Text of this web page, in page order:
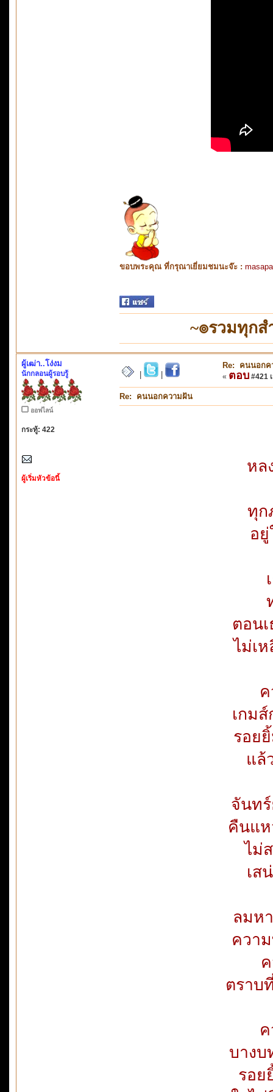
ขอบพระคุณ ที่กรุณาเยี่ยมชมนะจ๊ะ :
~๏รวมทุก
ผู้เฒ่า..โง่งม
นักกลอนผู้รอบรู้
ออฟไลน์
กระทู้: 422
ผู้เริ่มหัวข้อนี้
Re: คนนอกค
« ตอบ #421
Re: คนนอกความฝัน
หล
ทุก
อยู่
ตอน
ไม่เ
เกม
รอย
แล้
จันท
คืนแห
ไม่
เส
ลมห
ควา
ตราบ
บางบ
รอย